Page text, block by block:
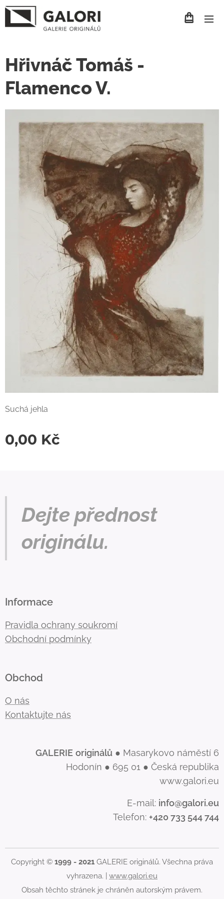
Hřivnáč Tomáš -
Flamenco V.
Suchá jehla
0,00 Kč
Dejte přednost
originálu.
Informace
Pravidla ochrany soukromí
Obchodní podmínky
Obchod
O nás
Kontaktujte nás
GALERIE originálů ● Masarykovo náměstí 6
Hodonín ● 695 01 ● Česká republika
www.galori.eu
E-mail: info@galori.eu
Telefon: +420 733 544 744
Copyright © 1999 - 2021 GALERIE originálů. Všechna práva
vyhrazena. | www.galori.eu
Obsah těchto stránek je chráněn autorským právem.